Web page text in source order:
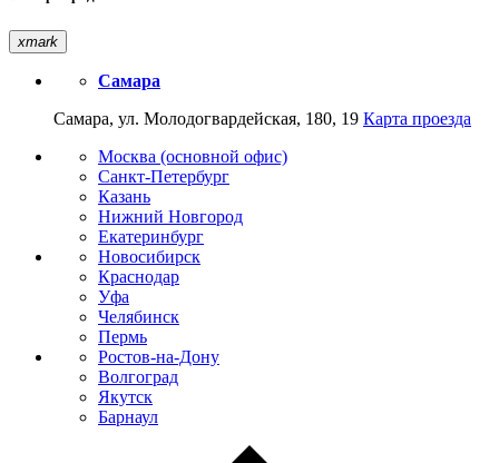
xmark
Самара
Самара, ул. Молодогвардейская, 180, 19 Карта проезда
Москва (основной офис)
Санкт-Петербург
Казань
Нижний Новгород
Екатеринбург
Новосибирск
Краснодар
Уфа
Челябинск
Пермь
Ростов-на-Дону
Волгоград
Якутск
Барнаул